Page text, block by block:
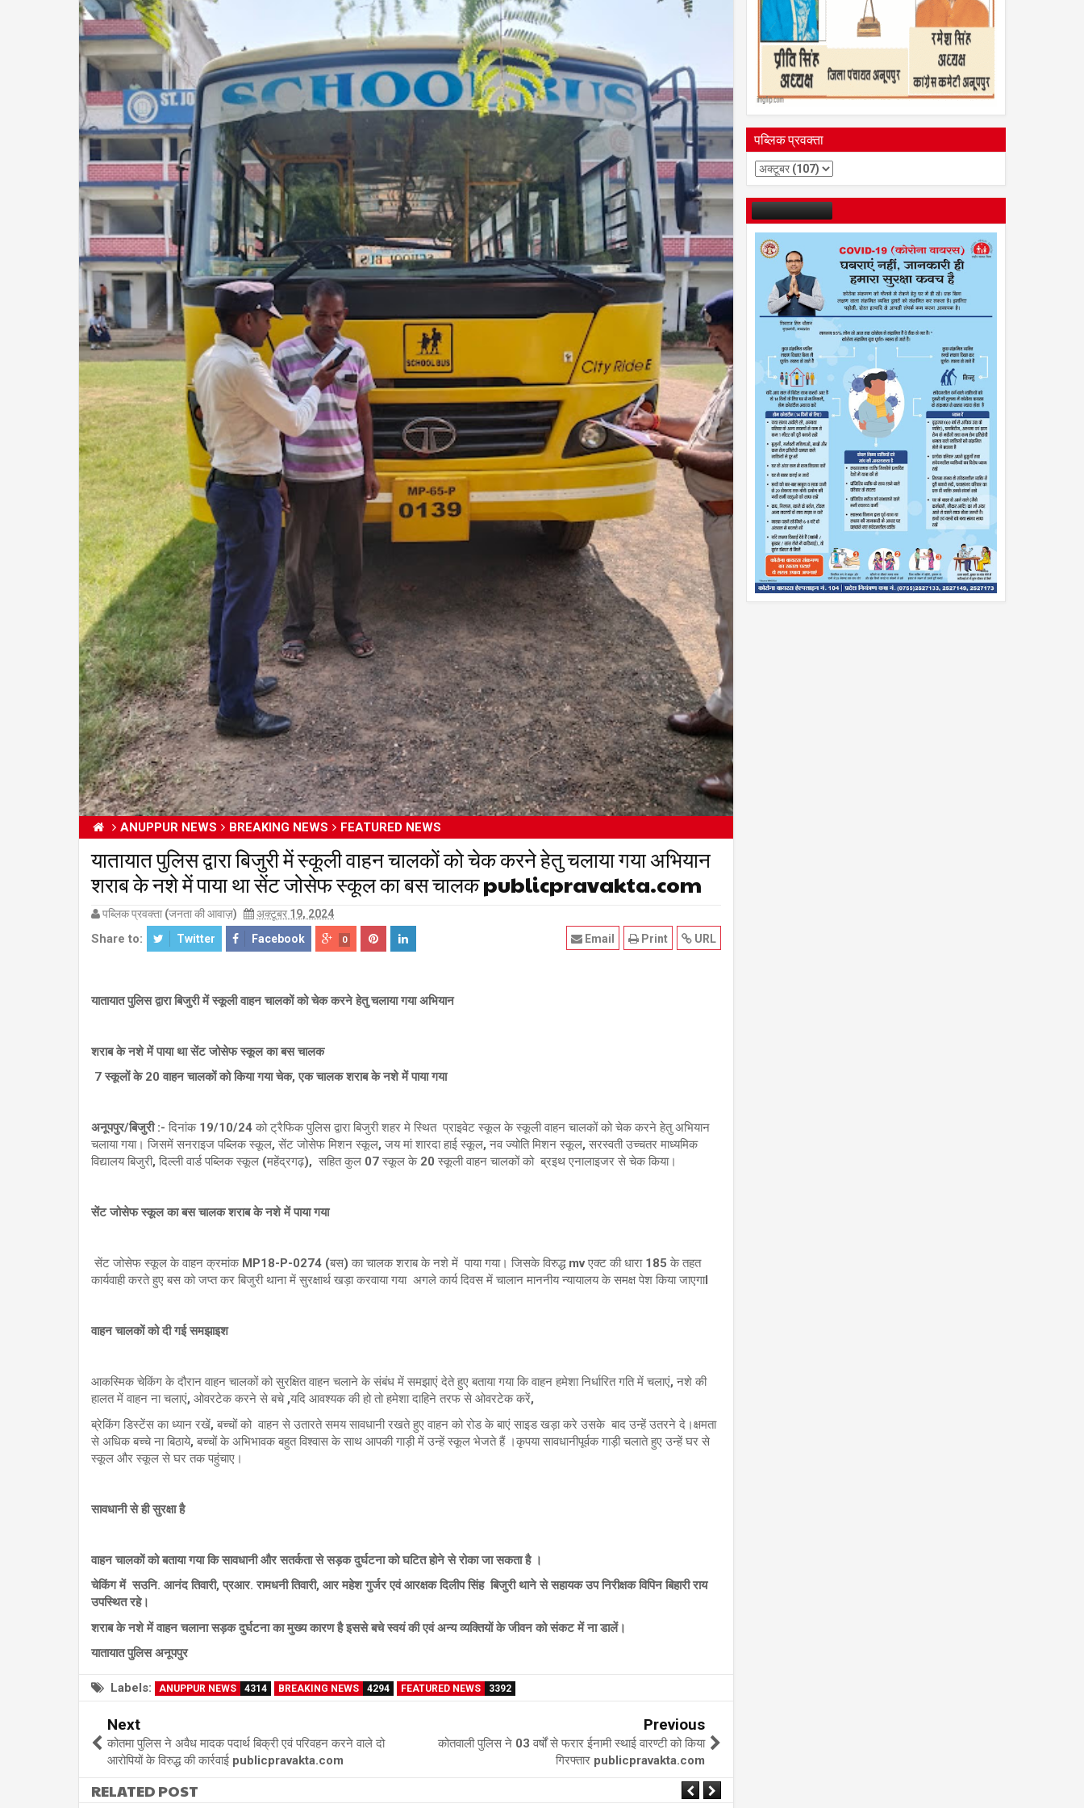
ANUPPUR NEWS BREAKING NEWS FEATURED NEWS
यातायात पुलिस द्वारा बिजुरी में स्कूली वाहन चालकों को चेक करने हेतु चलाया गया अभियान
शराब के नशे में पाया था सेंट जोसेफ स्कूल का बस चालक publicpravakta.com
पब्लिक प्रवक्ता (जनता की आवाज़) अक्टूबर 19, 2024
Share to: Twitter Facebook 0 URL
Print
Email
यातायात पुलिस द्वारा बिजुरी में स्कूली वाहन चालकों को चेक करने हेतु चलाया गया अभियान
शराब के नशे में पाया थासेंट जोसेफ स्कूल का बस चालक
7 स्कूलों के 20 वाहन चालकों को किया गया चेक, एक चालक शराब के नशे में पाया गया
अनूपपुर/बिजुरी :- दिनांक 19/10/24 को ट्रैफिक पुलिस द्वारा बिजुरी शहर मे स्थित प्राइवेट स्कूल के स्कूली वाहन चालकों को चेक करने हेतु अभियान
चलाया गया। जिसमें सनराइज पब्लिक स्कूल, सेंट जोसेफ मिशन स्कूल, जय मां शारदा हाई स्कूल, नव ज्योति मिशन स्कूल, सरस्वती उच्चतर माध्यमिक
विद्यालय बिजुरी, दिल्ली वार्ड पब्लिक स्कूल (महेंद्रगढ़), सहित कुल 07 स्कूल के 20 स्कूली वाहन चालकों को ब्रइथ एनालाइजर से चेक किया।
सेंट जोसेफ स्कूल का बस चालक शराब के नशे में पाया गया
सेंट जोसेफ स्कूल के वाहन क्रमांक MP18-P-0274 (बस) का चालक शराब के नशे में पाया गया। जिसके विरुद्ध mv एक्ट की धारा 185 के तहत
कार्यवाही करते हुए बस को जप्त कर बिजुरी थाना में सुरक्षार्थ खड़ा करवाया गया अगले कार्य दिवस में चालान माननीय न्यायालय के समक्ष पेश किया जाएगाl
वाहन चालकों को दी गई समझाइश
आकस्मिक चेकिंग के दौरान वाहन चालकों को सुरक्षित वाहन चलाने के संबंध में समझाएं देते हुए बताया गया कि वाहन हमेशा निर्धारित गति में चलाएं, नशे की
हालत में वाहन ना चलाएं, ओवरटेक करने से बचे ,यदि आवश्यक की हो तो हमेशा दाहिने तरफ से ओवरटेक करें,
ब्रेकिंग डिस्टेंस का ध्यान रखें, बच्चों को वाहन से उतारते समय सावधानी रखते हुए वाहन को रोड के बाएं साइड खड़ा करे उसके बाद उन्हें उतरने दे।क्षमता
से अधिक बच्चे ना बिठाये, बच्चों के अभिभावक बहुत विश्वास के साथ आपकी गाड़ी में उन्हें स्कूल भेजते हैं ।कृपया सावधानीपूर्वक गाड़ी चलाते हुए उन्हें घर से
स्कूल और स्कूल से घर तक पहुंचाए।
सावधानी से ही सुरक्षा है
वाहन चालकों को बताया गया कि सावधानी और सतर्कता से सड़क दुर्घटना को घटित होने से रोका जा सकता है ।
चेकिंग में सउनि. आनंद तिवारी, प्रआर. रामधनी तिवारी, आर महेश गुर्जर एवं आरक्षक दिलीप सिंह बिजुरी थाने से सहायक उप निरीक्षक विपिन बिहारी राय
उपस्थित रहे।
शराब के नशे में वाहन चलाना सड़क दुर्घटना का मुख्य कारण है इससे बचे स्वयं की एवं अन्य व्यक्तियों के जीवन को संकट में ना डालें।
यातायात पुलिस अनूपपुर
Labels: ANUPPUR NEWS 4314 BREAKING NEWS 4294 FEATURED NEWS 3392
Next
कोतमा पुलिस ने अवैध मादक पदार्थ बिक्री एवं परिवहन करने वाले दो
आरोपियों के विरुद्ध की कार्रवाई publicpravakta.com
Previous
कोतवाली पुलिस ने 03 वर्षों से फरार ईनामी स्थाई वारण्टी को किया
गिरफ्तार publicpravakta.com
RELATED POST
पब्लिक प्रवक्ता